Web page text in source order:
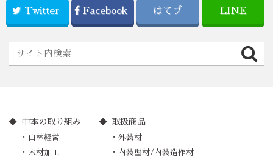
Twitter Facebook はてブ LINE
中本の取り組み
山林経営
木材加工
取扱商品
外装材
内装壁材/内装造作材